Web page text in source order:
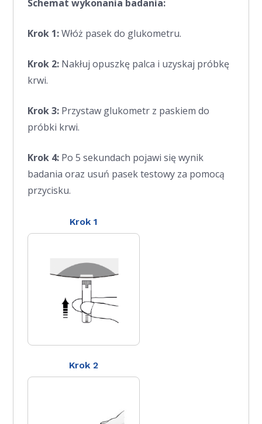
Schemat wykonania badania:
Krok 1:Włóż pasek do glukometru.
Krok 2: Nakłuj opuszkę palca i uzyskaj próbkę
krwi.
Krok 3: Przystaw glukometr z paskiem do
próbki krwi.
Krok 4: Po 5 sekundach pojawi się wynik
badania oraz usuń pasek testowy za pomocą
przycisku.
Krok 1
Krok 2